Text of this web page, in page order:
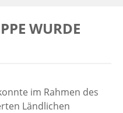
WURDE
im Rahmen des
Ländlichen